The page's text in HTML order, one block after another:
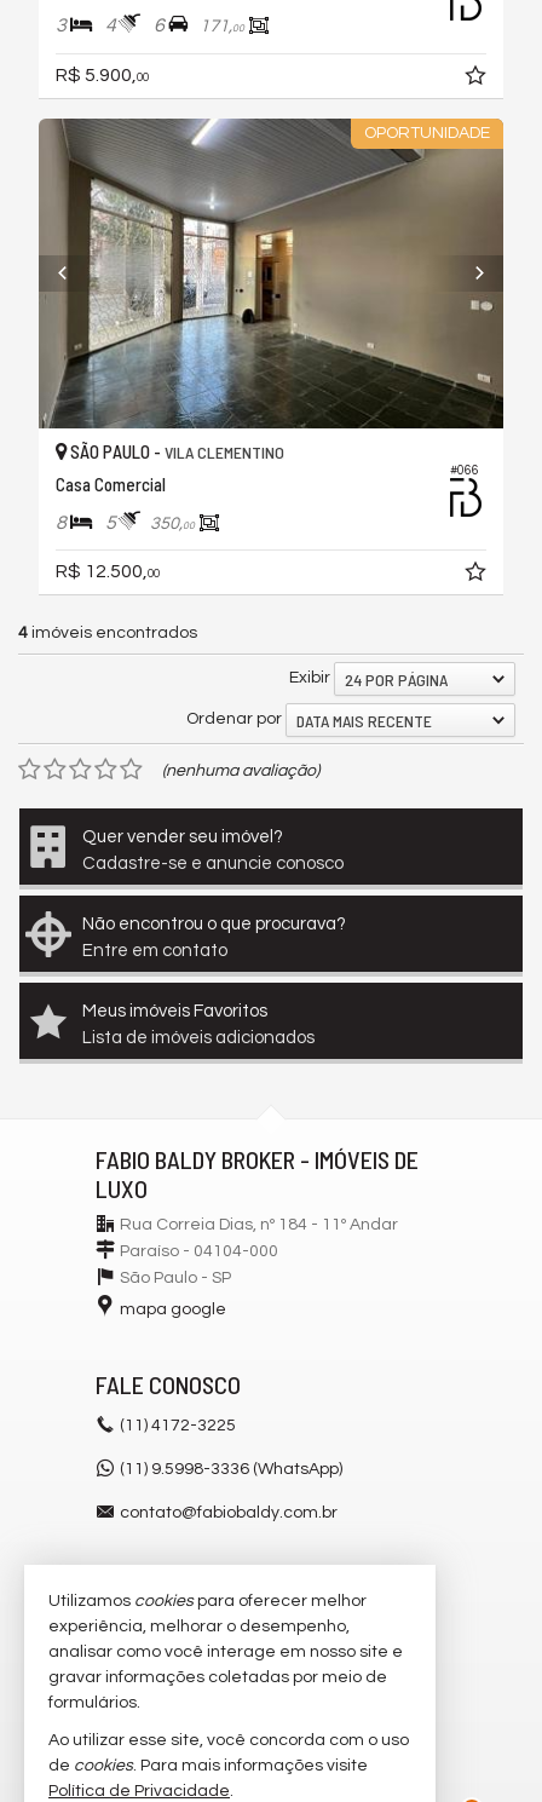
3 4 6 171,00
R$ 5.900, 00
OPORTUNIDADE
#066
SÃO PAULO - VILA CLEMENTINO
Casa Comercial
8 5 350,00
R$ 12.500,00
4 imóveis encontrados
Exibir 24 POR PÁGINA
Ordenar por DATA MAIS RECENTE
(nenhuma avaliação)
Quer vender seu imóvel?
Cadastre-se e anuncie conosco
Não encontrou o que procurava?
Entre em contato
Meus imóveis Favoritos
Lista de imóveis adicionados
FABIO BALDY BROKER - IMÓVEIS DE
LUXO
Rua Correia Dias, nº 184 - 11º Andar
Paraíso - 04104-000
São Paulo - SP
mapa google
FALE CONOSCO
(11) 4172-3225
(11) 9.5998-3336 (WhatsApp)
contato@fabiobaldy.com.br
VEJA MAIS
receba nosso newsletter
imóveis favoritos
mapa de imóveis
Utilizamos cookiespara oferecer melhor
experiência, melhorar o desempenho,
analisar como você interage em nosso site e
gravar informações coletadas por meio de
formulários.
Ao utilizar esse site, você concorda com o uso
de cookies. Para mais informações visite
Política de Privacidade.